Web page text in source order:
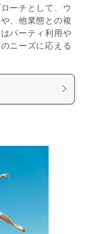
ーチとして、ウ
、他業態との複
パーティ利用や
ニーズに応える